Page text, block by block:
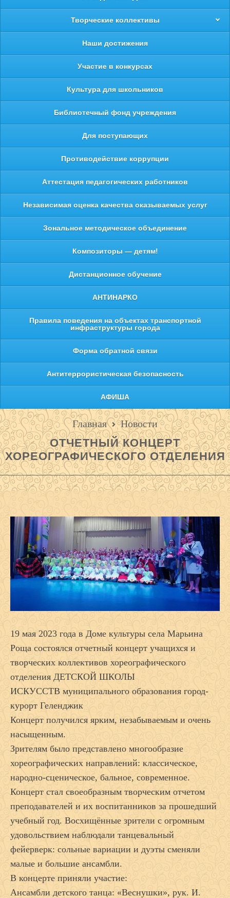
Творческие коллективы
Наши достижения
Участие в конкурсах
Культура для школьников
Библиотечный фонд учреждения
Для поступающих
Противодействие коррупции
Аттестация педагогических работников
Независимая оценка качества оказываемых услуг
Зональное методическое объединение
Композиторы — детям!
Дистанционное обучение
АНТИНАРКО
Правила поведения на объектах транспортной
инфраструктуры города
Форма обратной связи
Антитеррористическая безопасность
АФИША
Главная Новости
ОТЧЕТНЫЙ КОНЦЕРТ
ХОРЕОГРАФИЧЕСКОГО ОТДЕЛЕНИЯ
19 мая 2023 года в Доме культуры села Марьина
Роща состоялся отчетный концерт учащихся и
творческих коллективов хореографического
отделения ДЕТСКОЙ ШКОЛЫ
ИСКУССТВ муниципального образования город-
курорт Геленджик
Концерт получился ярким, незабываемым и очень
насыщенным.
Зрителям было представлено многообразие
хореографических направлений: классическое,
народно-сценическое, бальное, современное.
Концерт стал своеобразным творческим отчетом
преподавателей и их воспитанников за прошедший
учебный год. Восхищённые зрители с огромным
удовольствием наблюдали танцевальный
фейерверк: сольные вариации и дуэты сменяли
малые и большие ансамбли.
В концерте приняли участие:
Ансамбли детского танца: «Веснушки», рук. И.